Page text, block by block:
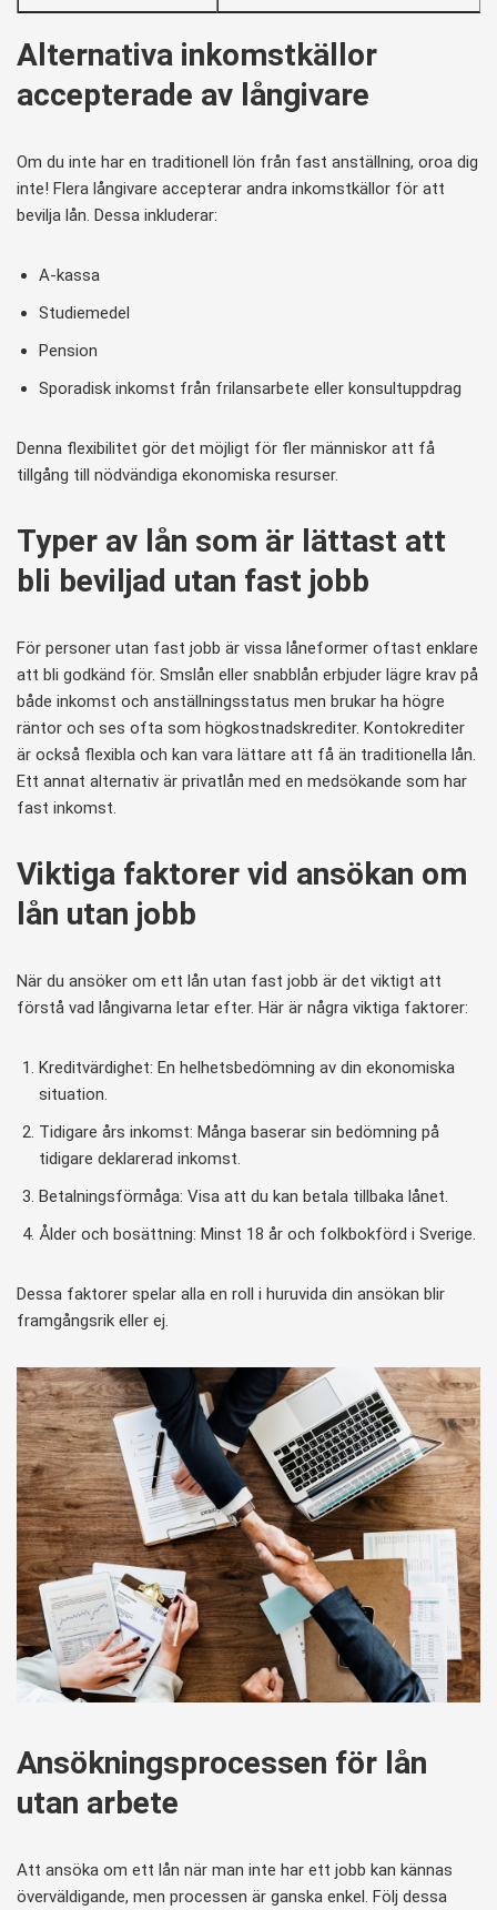
Alternativa inkomstkällor
accepterade av långivare
Om du inte har en traditionell lön från fast anställning, oroa dig
inte! Flera långivare accepterar andra inkomstkällor för att
bevilja lån. Dessa inkluderar:
A-kassa
Studiemedel
Pension
Sporadisk inkomst från frilansarbete eller konsultuppdrag
Denna flexibilitet gör det möjligt för fler människor att få
tillgång till nödvändiga ekonomiska resurser.
Typer av lån som är lättast att
bli beviljad utan fast jobb
För personer utan fast jobb är vissa låneformer oftast enklare
att bli godkänd för. Smslån eller snabblån erbjuder lägre krav på
både inkomst och anställningsstatus men brukar ha högre
räntor och ses ofta som högkostnadskrediter. Kontokrediter
är också flexibla och kan vara lättare att få än traditionella lån.
Ett annat alternativ är privatlån med en medsökande som har
fast inkomst.
Viktiga faktorer vid ansökan om
lån utan jobb
När du ansöker om ett lån utan fast jobb är det viktigt att
förstå vad långivarna letar efter. Här är några viktiga faktorer:
Kreditvärdighet: En helhetsbedömning av din ekonomiska
situation.
Tidigare års inkomst: Många baserar sin bedömning på
tidigare deklarerad inkomst.
Betalningsförmåga: Visa att du kan betala tillbaka lånet.
Ålder och bosättning: Minst 18 år och folkbokförd i Sverige.
Dessa faktorer spelar alla en roll i huruvida din ansökan blir
framgångsrik eller ej.
Ansökningsprocessen för lån
utan arbete
Att ansöka om ett lån när man inte har ett jobb kan kännas
överväldigande, men processen är ganska enkel. Följ dessa